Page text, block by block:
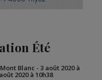
Été
Blanc - 3 août 2020 à
2020 à 10h38